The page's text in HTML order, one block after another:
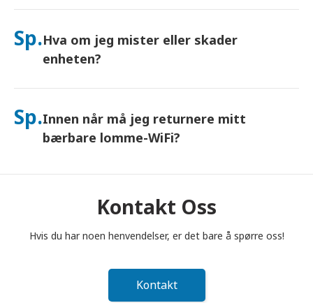
Ja – koble til opptil 10 enheter samtidig (telefoner, nettbrett,
inkluderer en gratis nødlader for bruk hele dagen.
Sp.Hva om jeg mister eller skader
enheten?
Du kan legge til Forsikring i kassen for å dekke tap eller skade.
skjer, kontakt oss umiddelbart – vi hjelper deg med å holde
deg tilkoblet.
Sp.Innen når må jeg returnere mitt
bærbare lomme-WiFi?
avsluttet. Hvis du returnerer for sent, vil du bli belastet.
Kontakt Oss
Hvis du har noen henvendelser, er det bare å spørre oss!
Kontakt